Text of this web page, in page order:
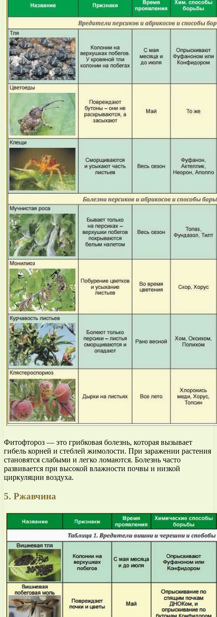
Фитофтороз — это грибковая болезнь, которая вызывает
гибель корней и стеблей жимолости. При заражении растения
становятся слабыми и легко ломаются. Болезнь часто
развивается при высокой влажности почвы и низкой
циркуляции воздуха.
5. Ржавчина